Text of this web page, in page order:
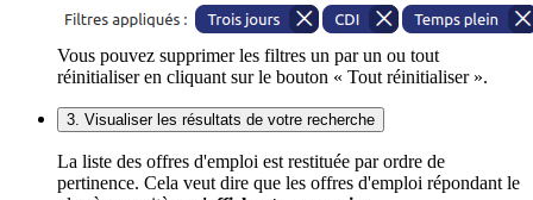
Vous pouvez supprimer les filtres un par un ou tout
réinitialiser en cliquant sur le bouton « Tout réinitialiser ».
3. Visualiser les résultats de votre recherche
La liste des offres d'emploi est restituée par ordre de
pertinence. Cela veut dire que les offres d'emploi répondant le